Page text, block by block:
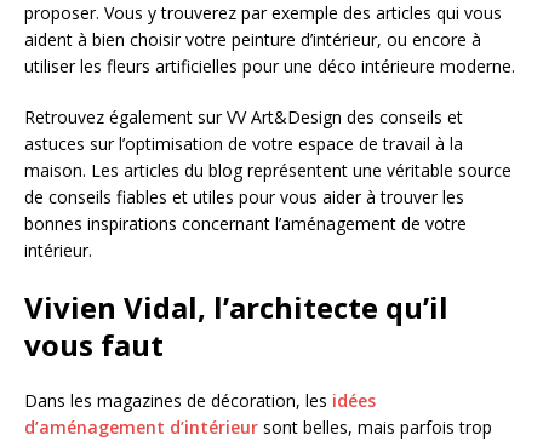
proposer. Vous y trouverez par exemple des articles qui vous
aident à bien choisir votre peinture d’intérieur, ou encore à
utiliser les fleurs artificielles pour une déco intérieure moderne.
Retrouvez également sur VV Art&Design des conseils et
astuces sur l’optimisation de votre espace de travail à la
maison. Les articles du blog représentent une véritable source
de conseils fiables et utiles pour vous aider à trouver les
bonnes inspirations concernant l’aménagement de votre
intérieur.
Vivien Vidal, l’architecte qu’il
vous faut
Dans les magazines de décoration, les idées
d’aménagement d’intérieur sont belles, mais parfois trop